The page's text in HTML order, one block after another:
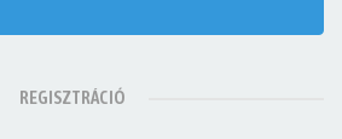
REGISZTRÁCIÓ